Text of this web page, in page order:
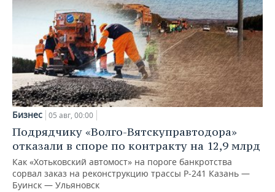
Бизнес 05 авг, 00:00
Подрядчику «Волго-Вятскуправтодора»
отказали в споре по контракту на 12,9 млрд
Как «Хотьковский автомост» на пороге банкротства
сорвал заказ на реконструкцию трассы Р‑241 Казань —
Буинск — Ульяновск